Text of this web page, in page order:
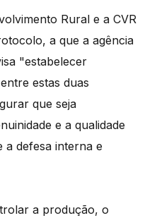
Rural e a CVR
a que a agência
"estabelecer
estas duas
que seja
e a qualidade
a defesa interna e
a produção, o